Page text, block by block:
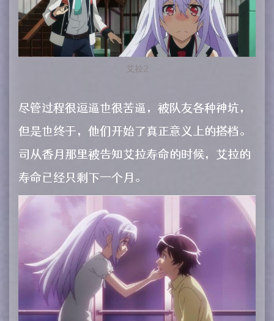
艾拉2
尽管过程很逗逼也很苦逼，被队友各种神坑，
但是也终于，他们开始了真正意义上的搭档。
司从香月那里被告知艾拉寿命的时候，艾拉的
寿命已经只剩下一个月。